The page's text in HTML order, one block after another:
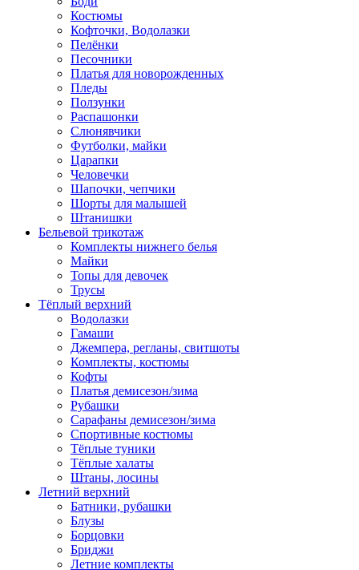
Костюмы
Кофточки, Водолазки
Пелёнки
Песочники
Платья для новорожденных
Пледы
Ползунки
Распашонки
Слюнявчики
Футболки, майки
Царапки
Человечки
Шапочки, чепчики
Шорты для малышей
Штанишки
Бельевой трикотаж
Комплекты нижнего белья
Майки
Топы для девочек
Трусы
Тёплый верхний
Водолазки
Гамаши
Джемпера, регланы, свитшоты
Комплекты, костюмы
Кофты
Платья демисезон/зима
Рубашки
Сарафаны демисезон/зима
Спортивные костюмы
Тёплые туники
Тёплые халаты
Штаны, лосины
Летний верхний
Батники, рубашки
Блузы
Борцовки
Бриджи
Летние комплекты